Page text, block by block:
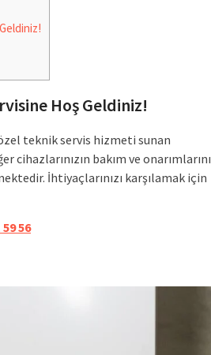
Hoş Geldiniz!
teknik servis hizmeti sunan
bakım ve onarımlarını
İhtiyaçlarınızı karşılamak için
56